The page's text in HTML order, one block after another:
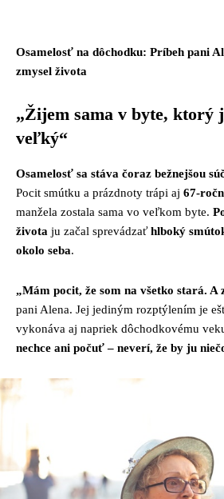
Osamelosť na dôchodku: Príbeh pani
zmysel života
„Žijem sama v byte, ktorý
veľký“
Osamelosť sa stáva čoraz bežnejšou
Pocit smútku a prázdnoty trápi aj 67-
manžela zostala sama vo veľkom byte.
života ju začal sprevádzať hlboký
okolo seba.
„Mám pocit, že som na všetko stará. A
pani Alena. Jej jediným rozptýlením je
vykonáva aj napriek dôchodkovému
nechce ani počuť – neverí, že by ju